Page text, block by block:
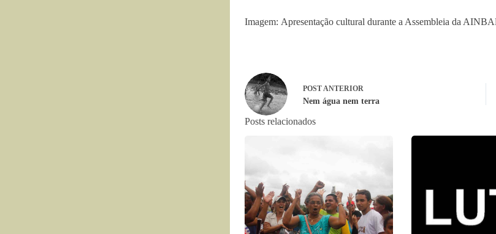
Imagem: Apresentação cultural durante a Assembleia da
POSTANTERIOR
Nem água nem terra
Posts relacionados